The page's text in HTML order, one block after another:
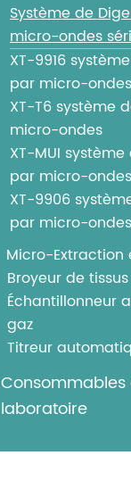
Système de
micro-ondes
XT-9916
par micro-ondes
XT-T6 système
micro-ondes
XT-MUI
par micro-ondes
XT-9906
par micro-ondes
Micro-Extraction
Broyeur de
Échantillonneur
gaz
Titreur
Consommables
laboratoire